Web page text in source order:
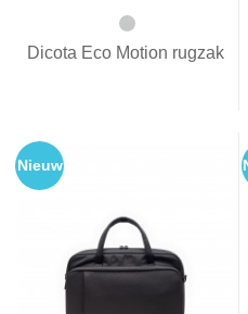
Dicota Eco Motion rugzak
Nieuw